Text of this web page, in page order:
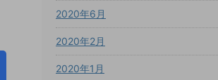
2020年6月
2020年2月
2020年1月